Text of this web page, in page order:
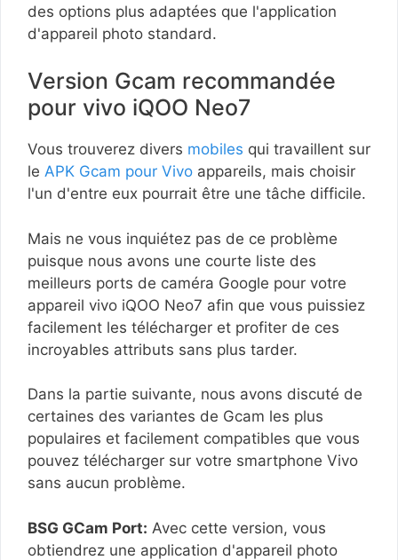
des options plus adaptées que l'application
d'appareil photo standard.
Version Gcam recommandée
pour vivo iQOO Neo7
Vous trouverez divers mobiles qui travaillent sur
le APK Gcam pour Vivo appareils, mais choisir
l'un d'entre eux pourrait être une tâche difficile.
Mais ne vous inquiétez pas de ce problème
puisque nous avons une courte liste des
meilleurs ports de caméra Google pour votre
appareil vivo iQOO Neo7 afin que vous puissiez
facilement les télécharger et profiter de ces
incroyables attributs sans plus tarder.
Dans la partie suivante, nous avons discuté de
certaines des variantes de Gcam les plus
populaires et facilement compatibles que vous
pouvez télécharger sur votre smartphone Vivo
sans aucun problème.
BSG GCam Port: Avec cette version, vous
obtiendrez une application d'appareil photo